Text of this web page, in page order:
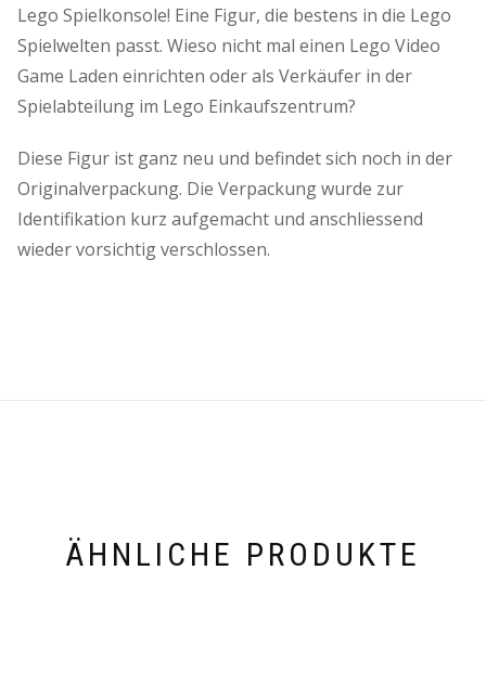
Lego Spielkonsole! Eine Figur, die bestens in die Lego
Spielwelten passt. Wieso nicht mal einen Lego Video
Game Laden einrichten oder als Verkäufer in der
Spielabteilung im Lego Einkaufszentrum?
Diese Figur ist ganz neu und befindet sich noch in der
Originalverpackung. Die Verpackung wurde zur
Identifikation kurz aufgemacht und anschliessend
wieder vorsichtig verschlossen.
ÄHNLICHE PRODUKTE